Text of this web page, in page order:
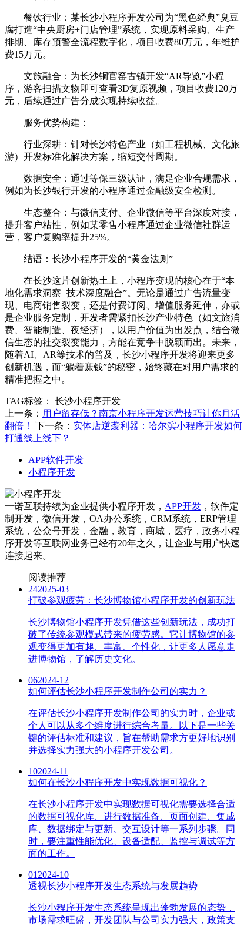
餐饮行业：某长沙小程序开发公司为“黑色经典”臭豆
腐打造“中央厨房+门店管理”系统，实现原料采购、生产
排期、库存预警全流程数字化，项目收费80万元，年维护
费15万元。
文旅融合：为长沙铜官窑古镇开发“AR导览”小程
序，游客扫描文物即可查看3D复原视频，项目收费120万
元，后续通过广告分成实现持续收益。
服务优势构建：
行业深耕：针对长沙特色产业（如工程机械、文化旅
游）开发标准化解决方案，缩短交付周期。
数据安全：通过等保三级认证，满足企业合规需求，
例如为长沙银行开发的小程序通过金融级安全检测。
生态整合：与微信支付、企业微信等平台深度对接，
提升客户粘性，例如某零售小程序通过企业微信社群运
营，客户复购率提升25%。
结语：长沙小程序开发的“黄金法则”
在长沙这片创新热土上，小程序变现的核心在于“本
地化需求洞察+技术深度融合”。无论是通过广告流量变
现、电商销售裂变，还是付费订阅、增值服务延伸，亦或
是企业服务定制，开发者需紧扣长沙产业特色（如文旅消
费、智能制造、夜经济），以用户价值为出发点，结合微
信生态的社交裂变能力，方能在竞争中脱颖而出。未来，
随着AI、AR等技术的普及，长沙小程序开发将迎来更多
创新机遇，而“躺着赚钱”的秘密，始终藏在对用户需求的
精准把握之中。
TAG标签：
长沙小程序开发
上一条： 用户留存低？南京小程序开发运营技巧让你月活
翻倍！
下一条： 实体店逆袭利器：哈尔滨小程序开发如何
打通线上线下？
APP软件开发
小程序开发
一诺互联持续为企业提供小程序开发， APP开发 ，软件定
制开发，微信开发，OA办公系统，CRM系统，ERP管理
系统，公众号开发，金融，教育，商城，医疗，政务小程
序开发等互联网业务已经有20年之久，让企业与用户快速
连接起来。
阅读推荐
242025-03
打破参观疲劳：长沙博物馆小程序开发的创新玩法
长沙博物馆小程序开发凭借这些创新玩法，成功打
破了传统参观模式带来的疲劳感。它让博物馆的参
观变得更加有趣、丰富、个性化，让更多人愿意走
进博物馆，了解历史文化。
062024-12
如何评估长沙小程序开发制作公司的实力？
在评估长沙小程序开发制作公司的实力时，企业或
个人可以从多个维度进行综合考量。以下是一些关
键的评估标准和建议，旨在帮助需求方更好地识别
并选择实力强大的小程序开发公司。
102024-11
如何在长沙小程序开发中实现数据可视化？
在长沙小程序开发中实现数据可视化需要选择合适
的数据可视化库、进行数据准备、页面创建、集成
库、数据绑定与更新、交互设计等一系列步骤。同
时，要注重性能优化、设备适配、监控与调试等方
面的工作。
01 2024-10
透视长沙小程序开发生态系统与发展趋势
长沙小程序开发生态系统呈现出蓬勃发展的态势，
市场需求旺盛，开发团队与公司实力强大，政策支